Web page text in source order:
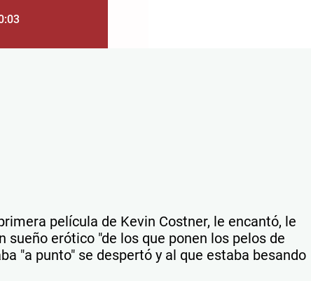
película de Kevin Costner, le encantó, le
sueño erótico "de los que ponen los pelos de
"a punto" se despertó y al que estaba besando